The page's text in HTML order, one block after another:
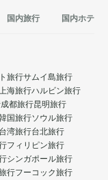
国内旅行 国内ホテル
旅行サムイ島旅行
海旅行ハルビン旅行
成都旅行昆明旅行
国旅行ソウル旅行
台湾旅行台北旅行
フィリピン旅行
シンガポール旅行
行フーコック旅行